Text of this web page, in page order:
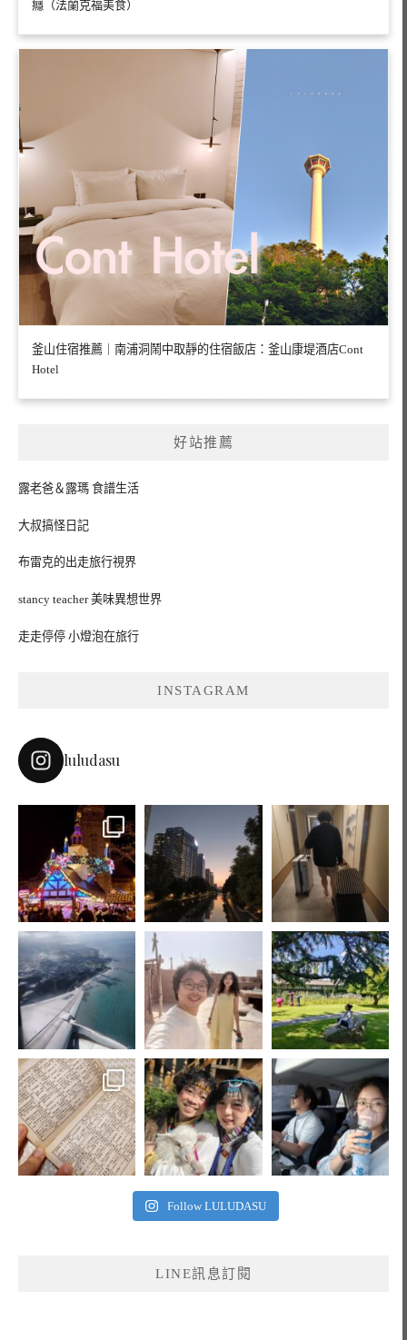
癮（法蘭克福美食）
釜山住宿推薦｜南浦洞鬧中取靜的住宿飯店：釜山康堤酒店Cont
Hotel
好站推薦
露老爸＆露瑪 食譜生活
大叔搞怪日記
布雷克的出走旅行視界
stancy teacher 美味異想世界
走走停停 小燈泡在旅行
INSTAGRAM
luludasu
Follow LULUDASU
LINE訊息訂閱